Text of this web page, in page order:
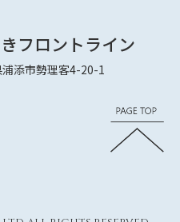
フロントライン
添市勢理客4-20-1